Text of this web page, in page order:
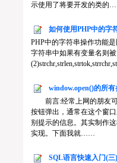
示使用了将要开发的类的
如何使用PHP中的字
PHP中的字符串操作功能
字符串中如果有变量名则
window.open()的所
前言:经常上网的朋友可
按钮弹出，通常在这个窗
别提示的信息。其实制作
实现。下面我就……
SQL语言快速入门(三)